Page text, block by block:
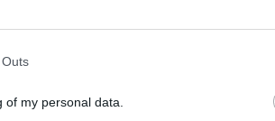
my personal data.
las acciones y
de las propias
que se había operado en
de a pie. Por lo
desde años atrás, dividida